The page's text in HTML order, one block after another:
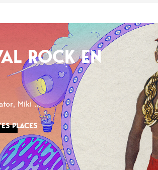
ROCK EN
Miki ...
PLACES